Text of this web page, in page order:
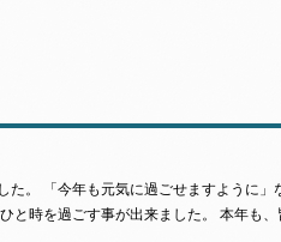
。 「今年も元気に過ごせますように」
と時を過ごす事が出来ました。 本年も